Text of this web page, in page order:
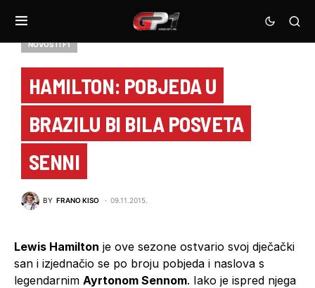
NOVOSTI F1
HAMILTON: POBJEDA U
BRAZILU BI BILA POSVETA
SENNI
BY FRANO KISO 09.11.2015.
Lewis Hamilton je ove sezone ostvario svoj dječački
san i izjednačio se po broju pobjeda i naslova s
legendarnim Ayrtonom Sennom. Iako je ispred njega